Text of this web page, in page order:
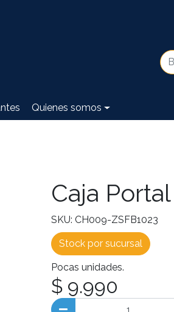
Quienes somos
Caja
SKU: CH009-ZSFB1023
Stock por sucursal
Pocas unidades.
$ 9.990